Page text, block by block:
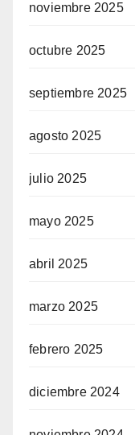
noviembre 2025
octubre 2025
septiembre 2025
agosto 2025
julio 2025
mayo 2025
abril 2025
marzo 2025
febrero 2025
diciembre 2024